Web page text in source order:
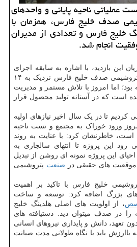
عملیاتی ناحیه پایانی و واحدهای
پتروشیمی صدف خلیج فارس، همزمان با
خلیج فارس و تعدادی از مدیران
انجام شد.
این بازدید، با اشاره به سابقه اجرای
اظهار داشت: پتروشیمی صدف خلیج فارس نزدیک به ۱۴
اما امروز با تلاش مستمر و مدیریت
است که در آستانه تولید محصول قرار
کردیم تا در یک سال اخیر نیازهای اولیه
ورود خوراک به مجتمع و تست ناحیه
است، خاطرنشان کرد: با عنایت به روند
رود این پروژه تا انتهای سالجاری به
این پروژه نمونه ای روشن از تبدیل
های حقیقی در صنعت پتروشیمی
خلیج فارس با تاکید بر اهمیت
های بزرگ اضافه کرد: توسعه و ساخت
، از اولویت های اصلی هلدینگ خلیج
در صدف میتوان دید. دستیافته های
تعهد، دانش و پایداری نیروهای انسانی
باارزش باید با نگاه طولانی مدت صیانت